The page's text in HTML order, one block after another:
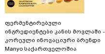
ფერმენტირებული
ინგრედიენტები კანის მოვლაში -
კორეული ინოვაციური ბრენდი
Manyo საქართველოშია